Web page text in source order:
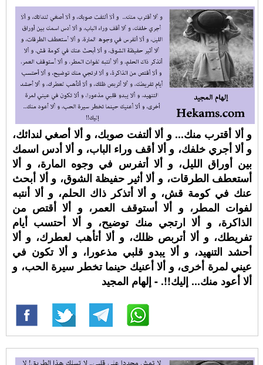
و ألا أقترب منك... و ألا ألتفت صوبك، و ألا أصغي لندائك،
و ألا أجري خلفك، و ألا أقف وراء الباب، و ألا أدس اسمك
بين أوراق الليل، و ألا أتفرس في وجوه المارة، و ألا
أستعطف الطرقات، و ألا أثير حفيظة الشوق، و ألا أبحث
عنك في كومة قش، و ألا أتذكر ذاك الحلم، و ألا أنتبه
لفوات المطر، و ألا أستوقف العمر، و ألا أقتص من
الذاكرة، و ألا ارتجي منك توضيح، و ألا أحتسب أيام
تفريطك، و ألا أتربص ظلك، و ألا أتأهب لعطرك، و ألا
أحشد التنهيد، و ألا يبدو قلبي مذعورا، و ألا تكون في
عيني لمرة أخرى، و ألا أعنيك حينما تخطر سيرة الحب، و
ألا أعود منك... إليك!!. - إلهام المجيد